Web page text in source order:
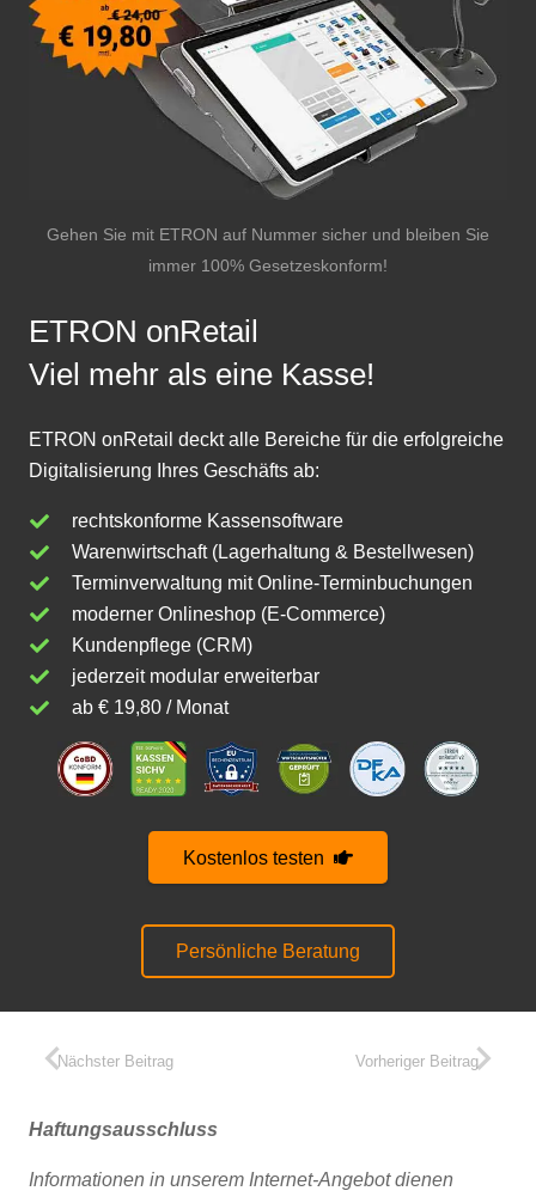
Gehen Sie mit ETRON auf Nummer sicher und bleiben Sie
immer 100% Gesetzeskonform!
ETRON onRetail
Viel mehr als eine Kasse!
ETRON onRetail deckt alle Bereiche für die erfolgreiche
Digitalisierung Ihres Geschäfts ab:
rechtskonforme Kassensoftware
Warenwirtschaft (Lagerhaltung & Bestellwesen)
Terminverwaltung mit Online-Terminbuchungen
moderner Onlineshop (E-Commerce)
Kundenpflege (CRM)
jederzeit modular erweiterbar
ab € 19,80 / Monat
Kostenlos testen
Persönliche Beratung
Nächster Beitrag Vorheriger Beitrag
Haftungsausschluss
Informationen in unserem Internet-Angebot dienen